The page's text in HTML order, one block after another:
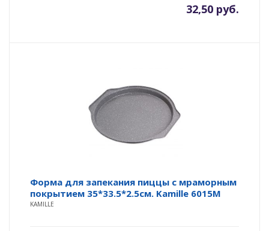
32,50 руб.
Форма для запекания пиццы с мраморным
покрытием 35*33.5*2.5см. Kamille 6015M
KAMILLE